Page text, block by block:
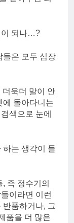
이 되나…?
들은 모두 심장
더욱더 말이 안
에 돌아다니는
색으로 눈에
하는 생각이 들
즉 정수기의
이라면 이런
품하거나, 그
품을 더 많은